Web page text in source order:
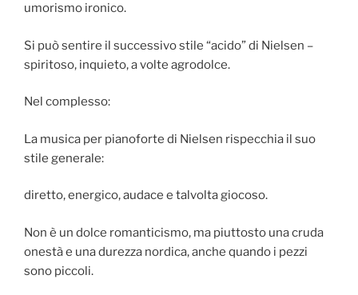
umorismo ironico.
Si può sentire il successivo stile “acido” di Nielsen –
spiritoso, inquieto, a volte agrodolce.
Nel complesso:
La musica per pianoforte di Nielsen rispecchia il suo
stile generale:
diretto, energico, audace e talvolta giocoso.
Non è un dolce romanticismo, ma piuttosto una cruda
onestà e una durezza nordica, anche quando i pezzi
sono piccoli.